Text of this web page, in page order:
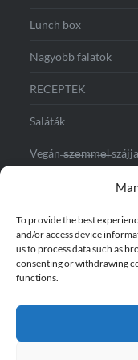
To provide the best
and/or access device
us to process data such as
consenting or withdrawing
functions.
Lunch box
Nagyobb falatok
RECEPTEK
Saláták
Vegán ̶s̶z̶e̶m̶m̶e̶l̶
Vendégváráshoz